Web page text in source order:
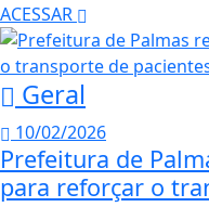
ACESSAR
Geral
10/02/2026
Prefeitura de
para reforçar o